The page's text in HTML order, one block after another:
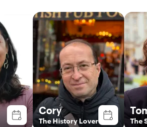
Cory
The History Lover The